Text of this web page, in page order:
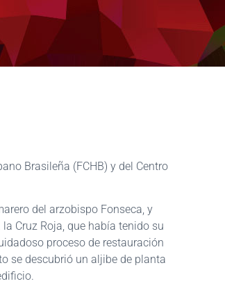
Brasileña (FCHB) y del Centro
del arzobispo Fonseca, y
Cruz Roja, que había tenido su
proceso de restauración
se descubrió un aljibe de planta